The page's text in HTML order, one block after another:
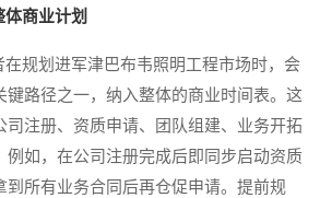
商业计划
规划进军津巴布韦照明工程市场时，会
键路径之一，纳入整体的商业时间表。这
司注册、资质申请、团队组建、业务开拓
例如，在公司注册完成后即同步启动资质
到所有业务合同后再仓促申请。提前规